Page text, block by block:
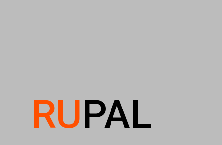
RUPAL